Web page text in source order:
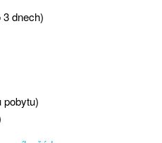
dnech)
pobytu)